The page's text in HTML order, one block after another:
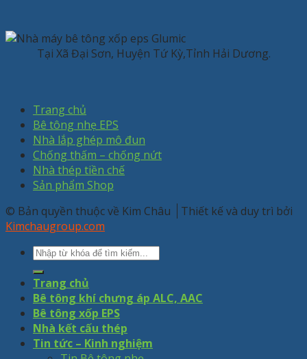
Tại Xã Đại Sơn, Huyện Tứ Kỳ,Tỉnh Hải Dương.
Trang chủ
Bê tông nhẹ EPS
Nhà lắp ghép mô đun
Chống thấm – chống nứt
Nhà thép tiền chế
Sản phẩm Shop
© Bản quyền thuộc về Kim Châu
Thiết kế và duy trì bởi
Kimchaugroup.com
Trang chủ
Bê tông khí chưng áp ALC, AAC
Bê tông xốp EPS
Nhà kết cấu thép
Tin tức – Kinh nghiệm